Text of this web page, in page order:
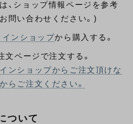
、 ショップ情報ページ を参考
問い合わせください。)
インショップから購入する。
文ページで注文する。
ンショップからご注文頂けな
らご注文ください。
ついて